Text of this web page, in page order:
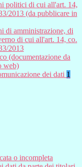
politici di cui all'art. 14,
2013 (da pubblicare in
di amministrazione, di
di cui all'art. 14, co.
2013
(documentazione da
web)
dei dati 1
o incompleta